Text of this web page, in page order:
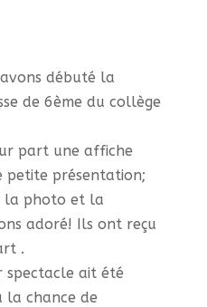
débuté la
de 6ème du collège
part une affiche
petite présentation;
la photo et la
adoré! Ils ont reçu
.
spectacle ait été
la chance de